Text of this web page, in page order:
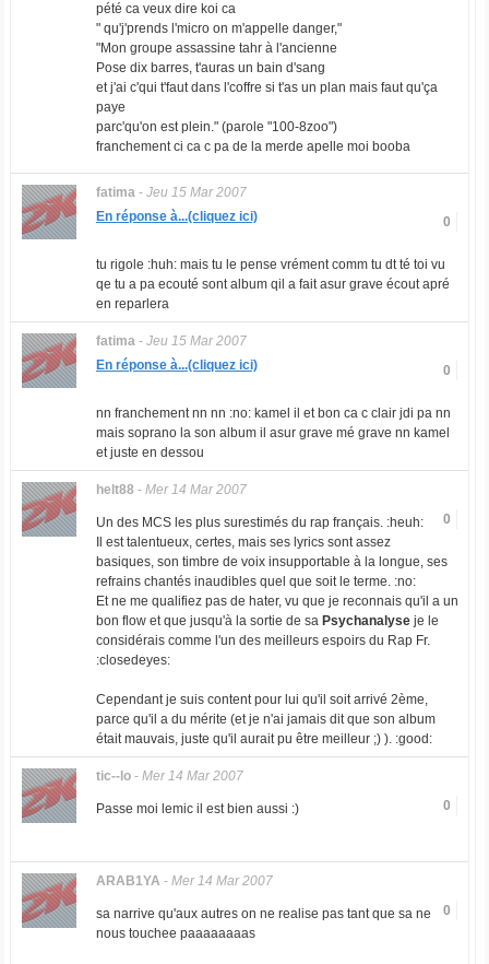
pété ca veux dire koi ca
" qu'j'prends l'micro on m'appelle danger,"
"Mon groupe assassine tahr à l'ancienne
Pose dix barres, t'auras un bain d'sang
et j'ai c'qui t'faut dans l'coffre si t'as un plan mais faut qu'ça
paye
parc'qu'on est plein." (parole "100-8zoo")
franchement ci ca c pa de la merde apelle moi booba
fatima- Jeu 15 Mar 2007
0
En réponse à...(cliquez ici)
tu rigole :huh: mais tu le pense vrément comm tu dt té toi vu
qe tu a pa ecouté sont album qil a fait asur grave écout apré
en reparlera
fatima- Jeu 15 Mar 2007
0
En réponse à...(cliquez ici)
nn franchement nn nn :no: kamel il et bon ca c clair jdi pa nn
mais soprano la son album il asur grave mé grave nn kamel
et juste en dessou
helt88 - Mer 14 Mar 2007
0
Un des MCS les plus surestimés du rap français. :heuh:
Il est talentueux, certes, mais ses lyrics sont assez
basiques, son timbre de voix insupportable à la longue, ses
refrains chantés inaudibles quel que soit le terme. :no:
Et ne me qualifiez pas de hater, vu que je reconnais qu'il a un
bon flow et que jusqu'à la sortie de sa Psychanalyseje le
considérais comme l'un des meilleurs espoirs du Rap Fr.
:closedeyes:
Cependant je suis content pour lui qu'il soit arrivé 2ème,
parce qu'il a du mérite (et je n'ai jamais dit que son album
était mauvais, juste qu'il aurait pu être meilleur ;) ). :good:
tic--lo- Mer 14 Mar 2007
0
Passe moi lemic il est bien aussi :)
ARAB1YA - Mer 14 Mar 2007
0
sa narrive qu'aux autres on ne realise pas tant que sa ne
nous touchee paaaaaaaas